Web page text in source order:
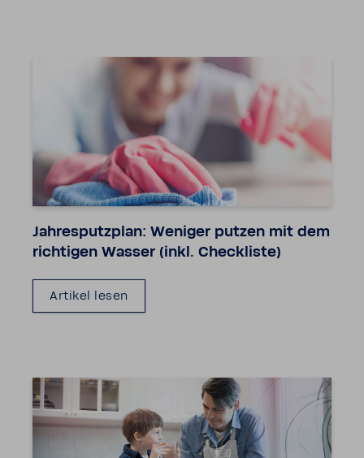
Jahres­putz­plan: Weniger putzen mit dem
rich­tigen Wasser (inkl. Check­liste)
Artikel lesen